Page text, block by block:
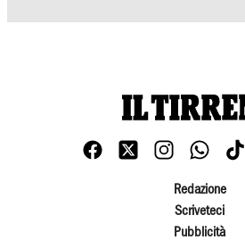
Redazione
Scriveteci
Pubblicità